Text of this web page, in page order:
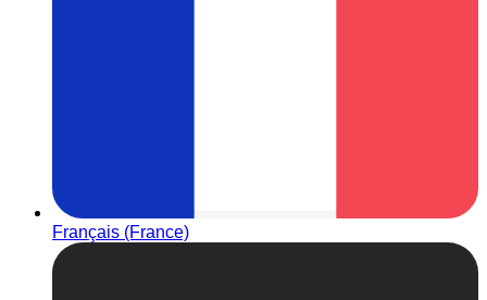
Français (France)